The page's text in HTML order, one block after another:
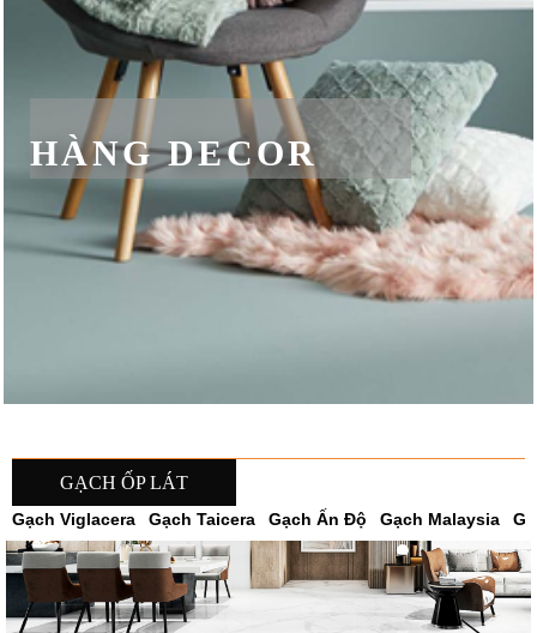
HÀNG DECOR
GẠCH ỐP LÁT
Gạch Viglacera Gạch Taicera Gạch Ấn Độ Gạch Malaysia